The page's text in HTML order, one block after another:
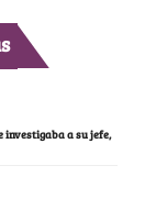
investigaba a su jefe,